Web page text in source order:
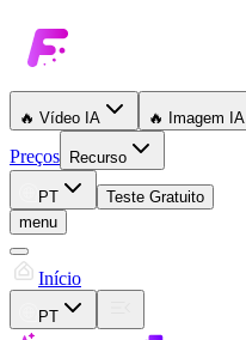
🔥 Vídeo IA 🔥 Imagem IA
Preços Recurso
PT
Teste Gratuito
menu
Início
PT